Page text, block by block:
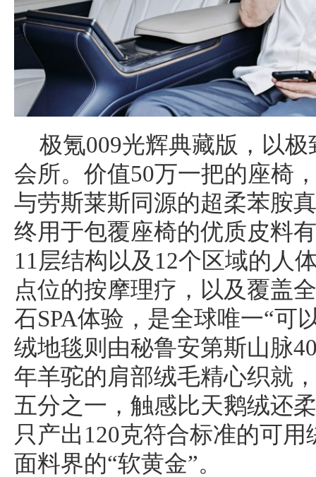
极氪009光辉典藏版，以
会所。价值50万一把的座椅
与劳斯莱斯同源的超柔苯胺
终用于包覆座椅的优质皮料
11层结构以及12个区域的人
点位的按摩理疗，以及覆盖
石SPA体验，是全球唯一“可
绒地毯则由秘鲁安第斯山脉
年羊驼的肩部绒毛精心织就
五分之一，触感比天鹅绒还
只产出120克符合标准的可
面料界的“软黄金”。